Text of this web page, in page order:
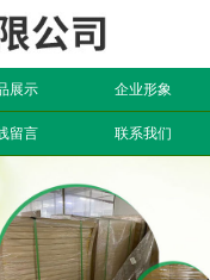
展示 企业形象
留言 联系我们
搜索